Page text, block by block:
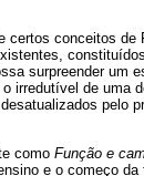
conceitos de
surpreender um
irredutível de uma
pelo
como Função e
e o começo